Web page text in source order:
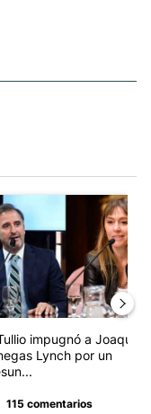
Patricia
de tendencia con
impugnó a Joaquín
Lynch por un
115 comentarios